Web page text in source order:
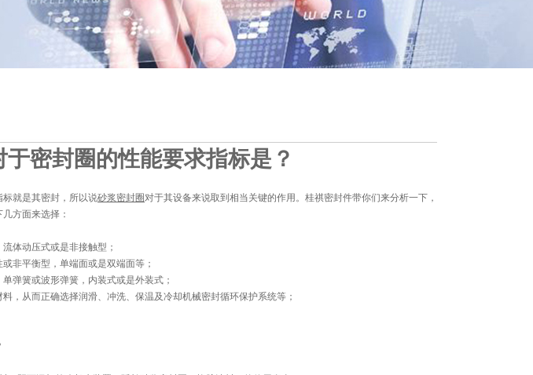
于密封圈的性能要求指标是？
就是其密封，所以说砂浆密封圈对于其设备来说取到相当关键的作用。桂祺密封件带你们来分析一下，
方面来选择：
体动压式或是非接触型；
非平衡型，单端面或是双端面等；
弹簧或波形弹簧，内装式或是外装式；
，从而正确选择润滑、冲洗、保温及冷却机械密封循环保护系统等；